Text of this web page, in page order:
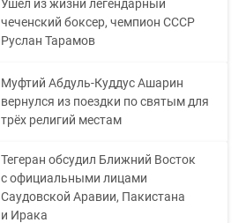
Ушел из жизни легендарный
чеченский боксер, чемпион СССР
Руслан Тарамов
Муфтий Абдуль-Куддус Ашарин
вернулся из поездки по святым для
трёх религий местам
Тегеран обсудил Ближний Восток
с официальными лицами
Саудовской Аравии, Пакистана
и Ирака